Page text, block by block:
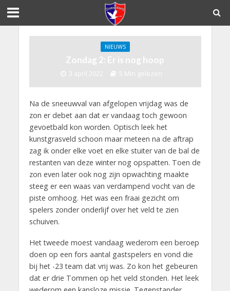
NIEUWS
Zondag 2: Er is nog hoop
3 april 2022 5 Min gelezen
Na de sneeuwval van afgelopen vrijdag was de
zon er debet aan dat er vandaag toch gewoon
gevoetbald kon worden. Optisch leek het
kunstgrasveld schoon maar meteen na de aftrap
zag ik onder elke voet en elke stuiter van de bal de
restanten van deze winter nog opspatten. Toen de
zon even later ook nog zijn opwachting maakte
steeg er een waas van verdampend vocht van de
piste omhoog. Het was een fraai gezicht om
spelers zonder onderlijf over het veld te zien
schuiven.
Het tweede moest vandaag wederom een beroep
doen op een fors aantal gastspelers en vond die
bij het -23 team dat vrij was. Zo kon het gebeuren
dat er drie Tommen op het veld stonden. Het leek